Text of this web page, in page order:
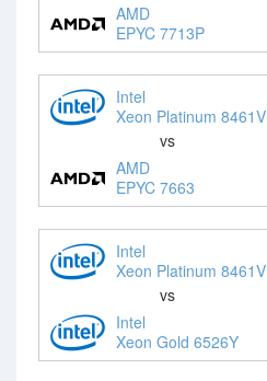
AMD
EPYC 7713P
Intel
Xeon Platinum 8461V
vs
AMD
EPYC 7663
Intel
Xeon Platinum 8461V
vs
Intel
Xeon Gold 6526Y